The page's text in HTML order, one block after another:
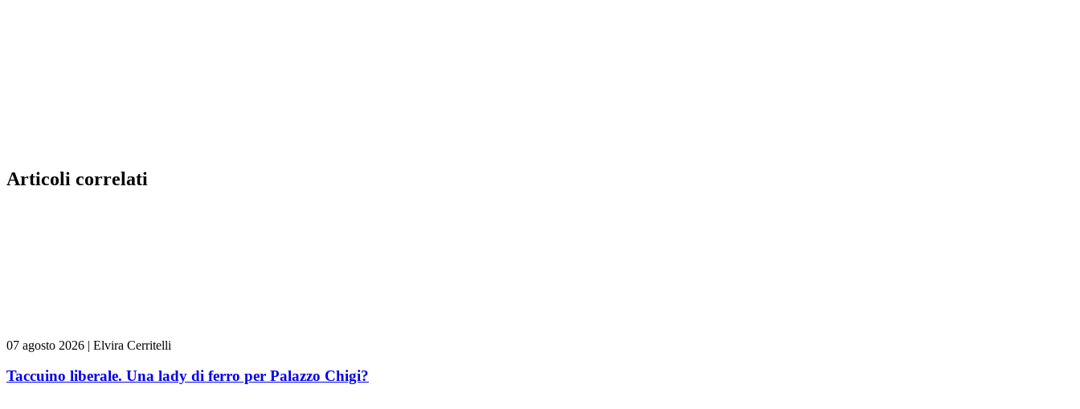
Articoli correlati
07 agosto 2026 | Elvira Cerritelli
Taccuino liberale. Una lady di ferro per Palazzo Chigi?